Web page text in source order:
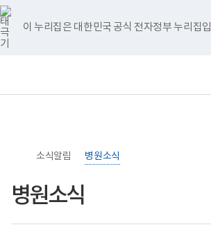
이 누리집은 대한민국 공식 전자정부 누리집
너
비
767px
이
하
록
원
로
메
홈
>
소식알림
>
병원소식
병원소식